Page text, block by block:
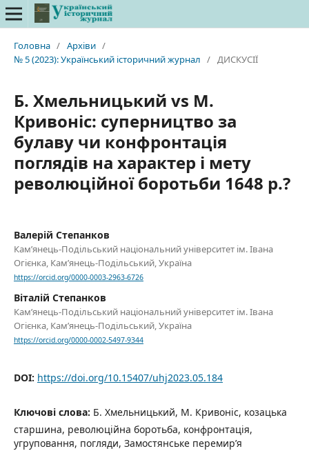
Головна / Архіви /
№ 5 (2023): Український історичний журнал / ДИСКУСІЇ
Б. Хмельницький vs М.
Кривоніс: суперництво за
булаву чи конфронтація
поглядів на характер і мету
революційної боротьби 1648 р.?
Валерій Степанков
Кам’янець-Подільський національний університет ім. Івана
Огієнка, Кам’янець-Подільський, Україна
https://orcid.org/0000-0003-2963-6726
Віталій Степанков
Кам’янець-Подільський національний університет ім. Івана
Огієнка, Кам’янець-Подільський, Україна
https://orcid.org/0000-0002-5497-9344
DOI: https://doi.org/10.15407/uhj2023.05.184
Ключові слова: Б. Хмельницький, М. Кривоніс, козацька
старшина, революційна боротьба, конфронтація,
угруповання, погляди, Замостянське перемир’я